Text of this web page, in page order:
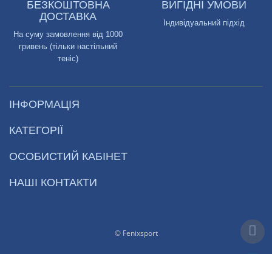
БЕЗКОШТОВНА
ДОСТАВКА
На суму замовлення від 1000
гривень (тільки настільний
теніс)
ВИГІДНІ УМОВИ
Індивідуальний підхід
ІНФОРМАЦІЯ
КАТЕГОРІЇ
ОСОБИСТИЙ КАБІНЕТ
НАШІ КОНТАКТИ
© Fenixsport